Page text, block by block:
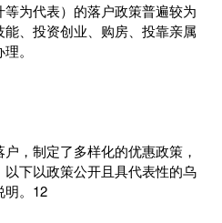
为代表）的落户政策普遍较为
、投资创业、购房、投靠亲属
。
，制定了多样化的优惠政策，
下以政策公开且具代表性的乌
明。‌‌1‌‌2